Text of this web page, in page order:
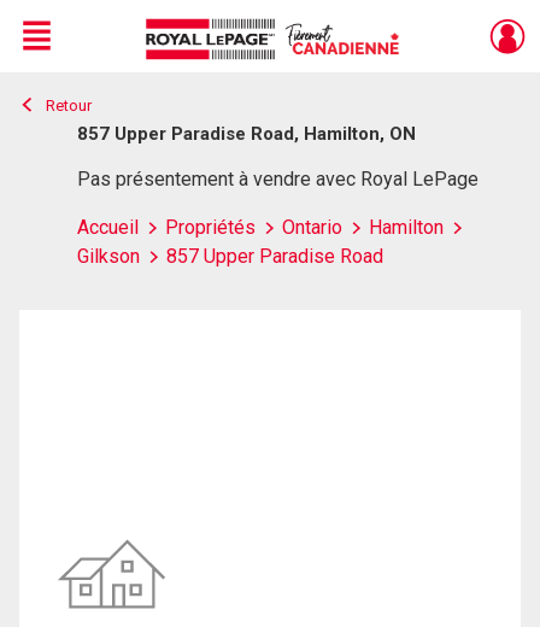
Live
En Direct
Menu
Retour
857 Upper Paradise Road, Hamilton, ON
Pas présentement à vendre avec Royal LePage
Accueil Propriétés Ontario
Hamilton
Gilkson
857 Upper Paradise Road